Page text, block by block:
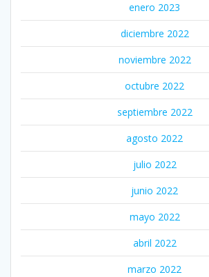
enero 2023
diciembre 2022
noviembre 2022
octubre 2022
septiembre 2022
agosto 2022
julio 2022
junio 2022
mayo 2022
abril 2022
marzo 2022